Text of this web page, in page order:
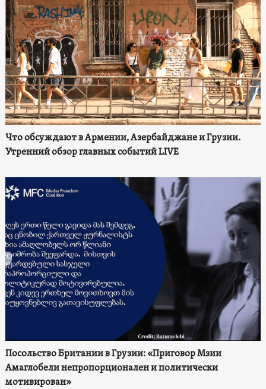
Что обсуждают в Армении, Азербайджане и Грузии.
Утренний обзор главных событий LIVE
Посольство Британии в Грузии: «Приговор Мзии
Амаглобели непропорционален и политически
мотивирован»